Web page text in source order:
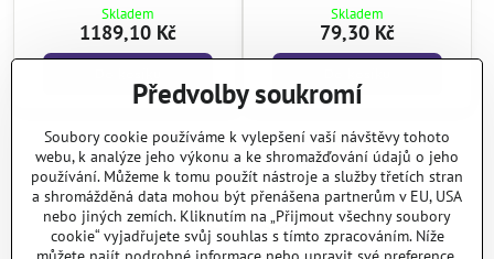
Skladem
1189,10 Kč
Skladem
79,30 Kč
Další produkty
1 2 39
Předvolby soukromí
Soubory cookie používáme k vylepšení vaší návštěvy tohoto
webu, k analýze jeho výkonu a ke shromažďování údajů o jeho
používání. Můžeme k tomu použít nástroje a služby třetích stran
a shromážděná data mohou být přenášena partnerům v EU, USA
nebo jiných zemích. Kliknutím na „Přijmout všechny soubory
cookie“ vyjadřujete svůj souhlas s tímto zpracováním. Níže